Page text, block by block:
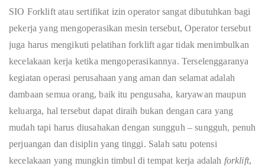
SIO Forklift atau sertifikat izin operator sangat dibutuhkan bagi
pekerja yang mengoperasikan mesin tersebut, Operator tersebut
juga harus mengikuti pelatihan forklift agar tidak menimbulkan
kecelakaan kerja ketika mengoperasikannya. Terselenggaranya
kegiatan operasi perusahaan yang aman dan selamat adalah
dambaan semua orang, baik itu pengusaha, karyawan maupun
keluarga, hal tersebut dapat diraih bukan dengan cara yang
mudah tapi harus diusahakan dengan sungguh – sungguh, penuh
perjuangan dan disiplin yang tinggi. Salah satu potensi
kecelakaan yang mungkin timbul di tempat kerja adalah forklift,